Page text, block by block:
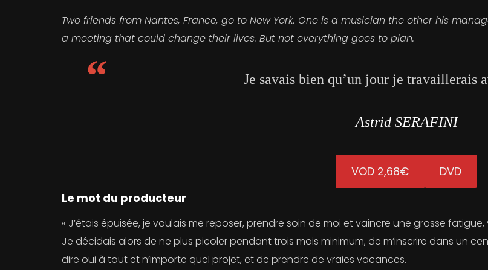
Two friends from Nantes, France, go to New York. One is a musician the other his
a meeting that could change their lives. But not everything goes to plan.
Je savais bien qu’un jour je travaillerais
Astrid SERAFINI
VOD 2,68€
DVD
Le mot du producteur
« J’étais épuisée, je voulais me reposer, prendre soin de moi et vaincre une grosse
Je décidais alors de ne plus picoler pendant trois mois minimum, de m’inscrire dans un
dire oui à tout et n’importe quel projet, et de prendre de vraies vacances.